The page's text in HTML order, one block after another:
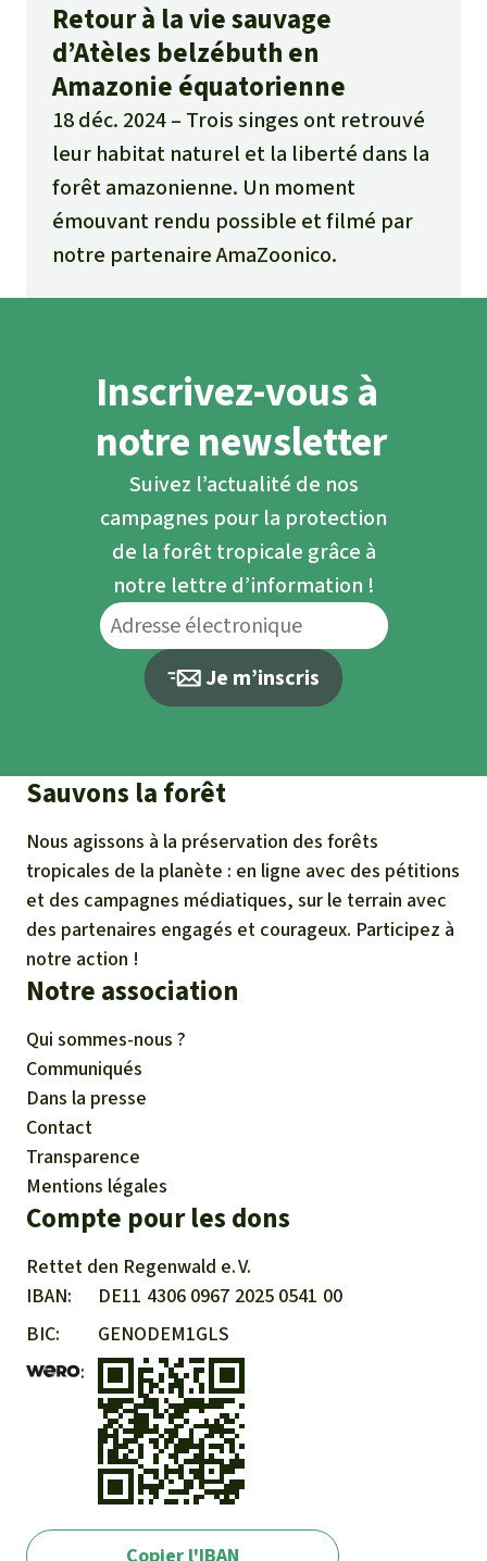
Retour à la vie sauvage
d’Atèles belzébuth en
Amazonie équatorienne
18 déc. 2024
Trois singes ont retrouvé
leur habitat naturel et la liberté dans la
forêt amazonienne. Un moment
émouvant rendu possible et filmé par
notre partenaire AmaZoonico.
Inscrivez-vous à
notre newsletter
Suivez l’actualité de nos
campagnes pour la protection
de la forêt tropicale grâce à
notre lettre d’information !
Je m’inscris
Sauvons la forêt
Nous agissons à la préservation des forêts
tropicales de la planète : en ligne avec des pétitions
et des campagnes médiatiques, sur le terrain avec
des partenaires engagés et courageux. Participez à
notre action !
Notre association
Qui sommes-nous ?
Communiqués
Dans la presse
Contact
Transparence
Mentions légales
Compte pour les dons
Rettet den Regenwald e. V.
IBAN
DE11 4306 0967 2025 0541 00
BIC
GENODEM1GLS
Copier l'IBAN